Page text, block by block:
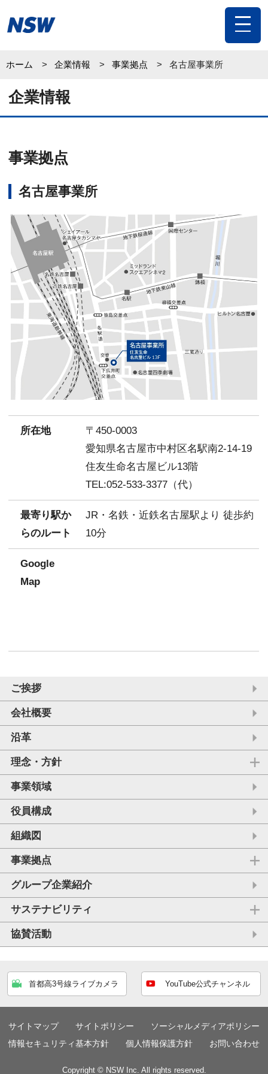
toggle
ホーム 企業情報 事業拠点 名古屋事業所
企業情報
事業拠点
名古屋事業所
所在地
〒450-0003
愛知県名古屋市中村区名駅南2-14-19
住友生命名古屋ビル13階
TEL:052-533-3377（代）
最寄り駅か
らのルート
JR・名鉄・近鉄名古屋駅より 徒歩約
10分
Google
Map
ご挨拶
会社概要
沿革
理念・方針
事業領域
役員構成
組織図
事業拠点
グループ企業紹介
サステナビリティ
協賛活動
首都高3号線ライブカメラ YouTube公式チャンネル
サイトマップ サイトポリシー
ソーシャルメディアポリシー
情報セキュリティ基本方針
個人情報保護方針 お問い合わせ
Copyright © NSW Inc. All rights reserved.